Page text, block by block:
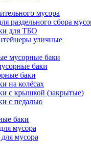
мусора
раздельного сбора
для ТБО
уличные
мусорные баки
баки
баки
на колёсах
с крышкой (закрытые)
с педалью
баки
мусора
мусора